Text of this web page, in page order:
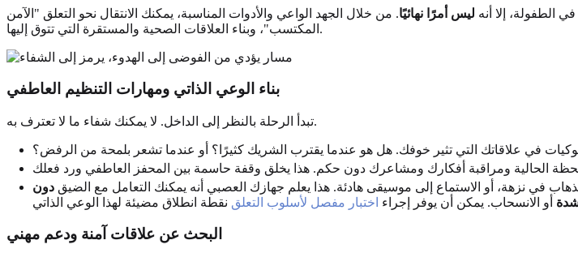
الطفولة، إلا أنه ليس أمرًا نهائيًا. من خلال الجهد الواعي والأدوات المناسبة، يمكنك الانتقال نحو التعلق "الآمن
المكتسب"، وبناء العلاقات الصحية والمستقرة التي تتوق إليها.
بناء الوعي الذاتي ومهارات التنظيم العاطفي
تبدأ الرحلة بالنظر إلى الداخل. لا يمكنك شفاء ما لا تعترف به.
في علاقاتك التي تثير خوفك. هل هو عندما يقترب الشريك كثيرًا؟ أو عندما تشعر بلمحة من الرفض؟
في نزهة، أو الاستماع إلى موسيقى هادئة. هذا يعلم جهازك العصبي أنه يمكنك التعامل مع الضيق دون
أو الانسحاب. يمكن أن يوفر إجراء اختبار مفصل لأسلوب التعلق
البحث عن علاقات آمنة ودعم مهني